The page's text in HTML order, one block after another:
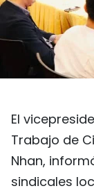
El
Trabajo de
Nhan,
sindicales